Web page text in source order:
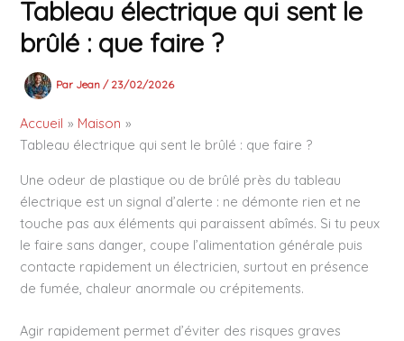
Tableau électrique qui sent le
brûlé : que faire ?
Par Jean/ 23/02/2026
Accueil
Maison
Tableau électrique qui sent le brûlé : que faire ?
Une odeur de plastique ou de brûlé près du tableau
électrique est un signal d’alerte : ne démonte rien et ne
touche pas aux éléments qui paraissent abîmés. Si tu peux
le faire sans danger, coupe l’alimentation générale puis
contacte rapidement un électricien, surtout en présence
de fumée, chaleur anormale ou crépitements.
Agir rapidement permet d’éviter des risques graves